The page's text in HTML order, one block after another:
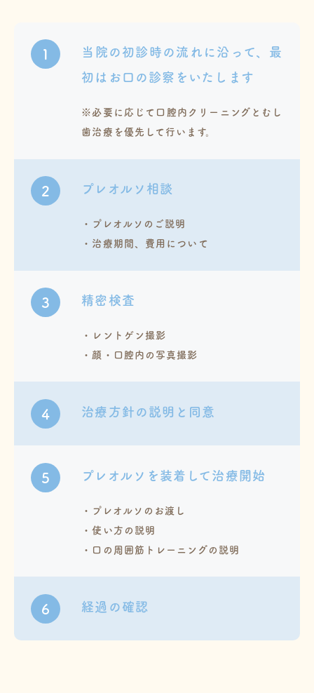
1
当院の初診時の流れに沿って、最
初はお口の診察をいたします
※必要に応じて口腔内クリーニングとむし
歯治療を優先して行います。
2 プレオルソ相談
・プレオルソのご説明
・治療期間、費用について
3 精密検査
・レントゲン撮影
・顔・口腔内の写真撮影
4 治療方針の説明と同意
5 プレオルソを装着して治療開始
・プレオルソのお渡し
・使い方の説明
・口の周囲筋トレーニングの説明
6 経過の確認